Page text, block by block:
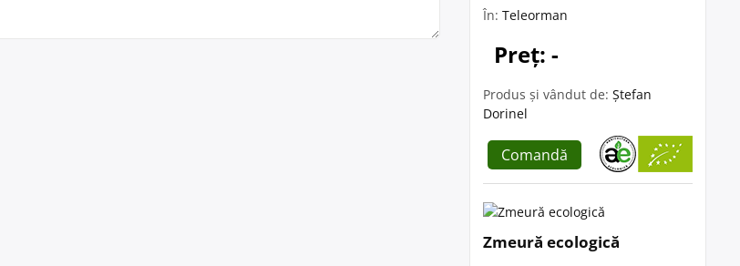
În: Teleorman
Preț: -
Produs și vândut de: Ștefan
Dorinel
Comandă
Zmeură ecologică